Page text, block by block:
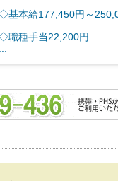
基本給177,450円～
職種手当22,200円